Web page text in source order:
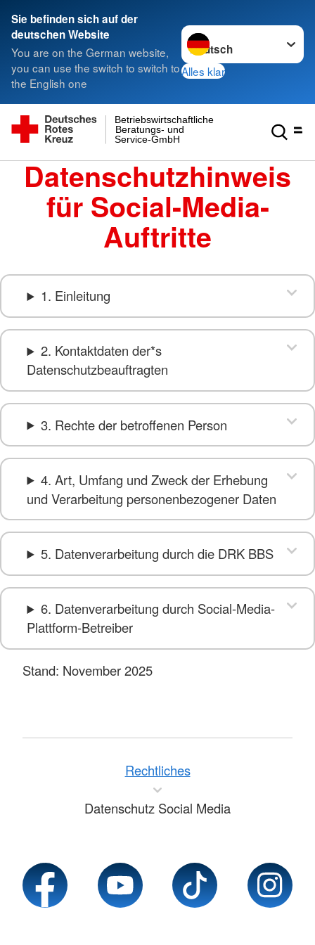
Sie befinden sich auf der
deutschen Website
You are on the German website,
you can use the switch to switch to
the English one
Sprache wechseln zu
Alles klar
Service-GmbH
Beratungs- und
Betriebswirtschaftliche
Datenschutzhinweis
für Social-Media-
Auftritte
1. Einleitung
2. Kontaktdaten der*s
Datenschutzbeauftragten
3. Rechte der betroffenen Person
4. Art, Umfang und Zweck der Erhebung
und Verarbeitung personenbezogener Daten
5. Datenverarbeitung durch die DRK BBS
6. Datenverarbeitung durch Social-Media-
Plattform-Betreiber
Stand: November 2025
Rechtliches
Datenschutz Social Media